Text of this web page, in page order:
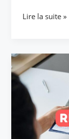
Lire la suite »
Étudier
en
Turquie :
FAQ
sur
visas